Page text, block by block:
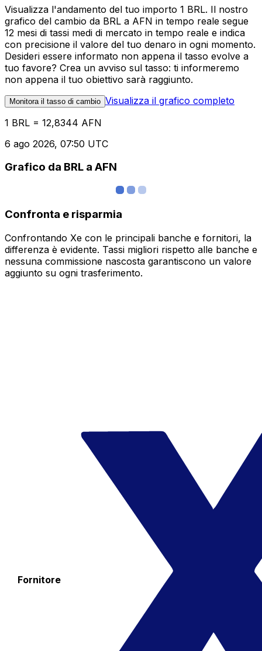
Visualizza l'andamento del tuo importo 1 BRL. Il nostro
grafico del cambio da BRL a AFN in tempo reale segue
12 mesi di tassi medi di mercato in tempo reale e indica
con precisione il valore del tuo denaro in ogni momento.
Desideri essere informato non appena il tasso evolve a
tuo favore? Crea un avviso sul tasso: ti informeremo
non appena il tuo obiettivo sarà raggiunto.
Monitora il tasso di cambio Visualizza il grafico completo
1 BRL = 12,8344 AFN
6 ago 2026, 07:50 UTC
Grafico da BRL a AFN
Confronta e risparmia
Confrontando Xe con le principali banche e fornitori, la
differenza è evidente. Tassi migliori rispetto alle banche e
nessuna commissione nascosta garantiscono un valore
aggiunto su ogni trasferimento.
Fornitore